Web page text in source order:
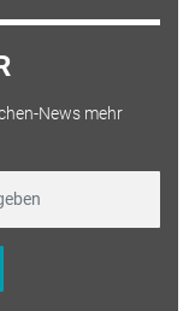
News mehr